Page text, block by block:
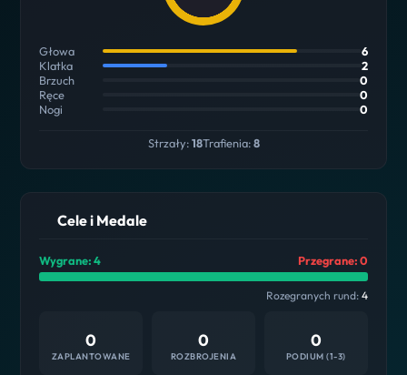
Głowa
6
Klatka
2
Brzuch
0
Ręce
0
Nogi
0
Strzały:18Trafienia:8
Cele i Medale
Wygrane: 4 Przegrane: 0
Rozegranych rund: 4
0
ZAPLANTOWANE
0
ROZBROJENIA
0
PODIUM (1-3)